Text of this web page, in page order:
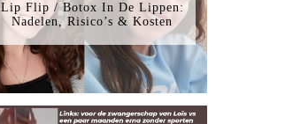
Lip Flip / Botox In De Lippen:
Nadelen, Risico’s & Kosten